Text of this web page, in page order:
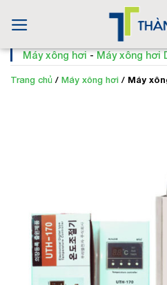
Máy xông hơi-Máy xông hơi
Trang chủ / Máy xông hơi / Máy